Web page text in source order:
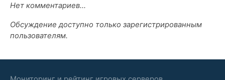
Нет комментариев...
Обсуждение доступно только зарегистрированным
пользователям.